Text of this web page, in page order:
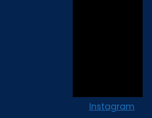
Instagram